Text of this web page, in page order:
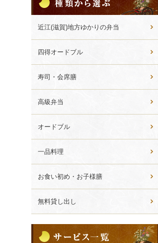
類
か
ら
選
ぶ
近江(滋賀)地方ゆかりの弁当
四得オードブル
寿司・会席膳
高級弁当
オードブル
一品料理
お食い初め・お子様膳
無料貸し出し
ー